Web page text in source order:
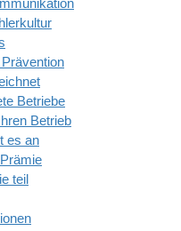
Betriebe
Betrieb
es an
teil